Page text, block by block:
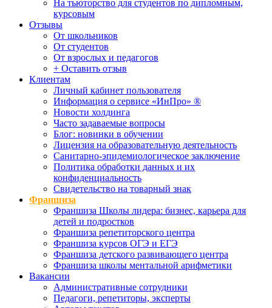
На тьюторство для студентов по дипломным,
курсовым
Отзывы
От школьников
От студентов
От взрослых и педагогов
+ Оставить отзыв
Клиентам
Личный кабинет пользователя
Информация о сервисе «ИнПро» ®
Новости холдинга
Часто задаваемые вопросы
Блог: новинки в обучении
Лицензия на образовательную деятельность
Санитарно-эпидемиологическое заключение
Политика обработки данных и их
конфиденциальность
Свидетельство на товарный знак
Франшиза
Франшиза Школы лидера: бизнес, карьера для
детей и подростков
Франшиза репетиторского центра
Франшиза курсов ОГЭ и ЕГЭ
Франшиза детского развивающего центра
Франшиза школы ментальной арифметики
Вакансии
Административные сотрудники
Педагоги, репетиторы, эксперты